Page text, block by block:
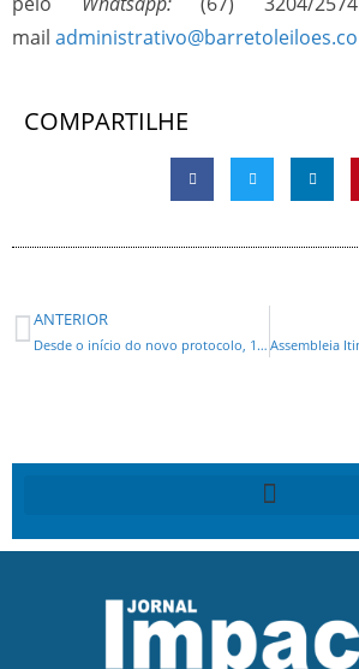
mail
COMPARTILHE
ANTERIOR
Desde o início do novo protocolo, 19 pessoas foram internadas involuntariamente em Curitiba